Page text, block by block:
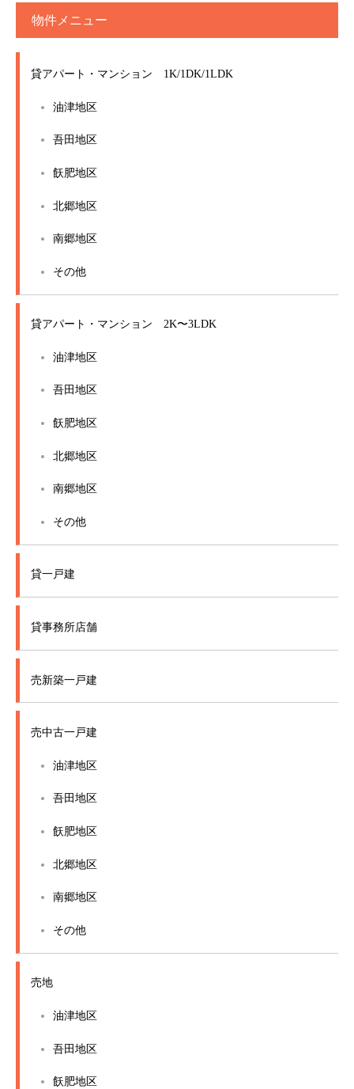
物件メニュー
貸アパート・マンション 1K/1DK/1LDK
油津地区
吾田地区
飫肥地区
北郷地区
南郷地区
その他
貸アパート・マンション 2K〜3LDK
油津地区
吾田地区
飫肥地区
北郷地区
南郷地区
その他
貸一戸建
貸事務所店舗
売新築一戸建
売中古一戸建
油津地区
吾田地区
飫肥地区
北郷地区
南郷地区
その他
売地
油津地区
吾田地区
飫肥地区